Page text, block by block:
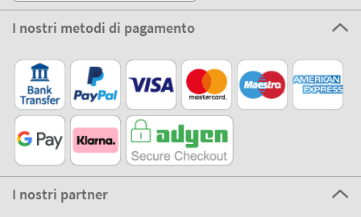
I nostri metodi di pagamento
I nostri partner